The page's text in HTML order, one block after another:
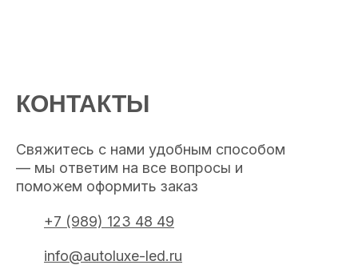
КОНТАКТЫ
Свяжитесь с нами удобным способом
— мы ответим на все вопросы и
поможем оформить заказ
+7 (989) 123 48 49
info@autoluxe-led.ru